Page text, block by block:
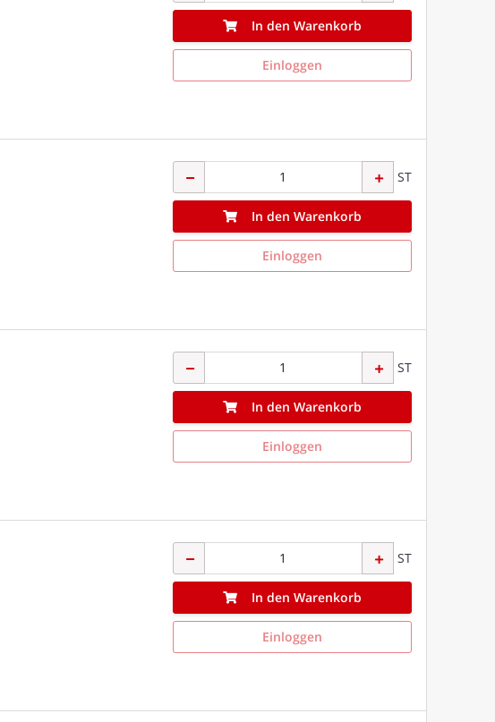
In den Warenkorb
Einloggen
ST
In den Warenkorb
Einloggen
ST
In den Warenkorb
Einloggen
ST
In den Warenkorb
Einloggen